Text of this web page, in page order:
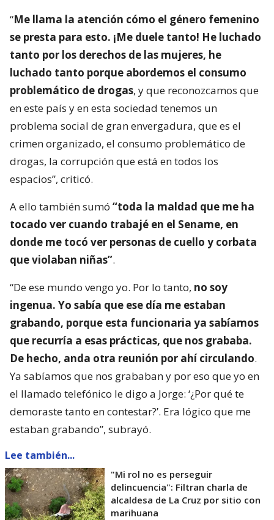
“Me llama la atención cómo el género femenino
se presta para esto. ¡Me duele tanto! He luchado
tanto por los derechos de las mujeres, he
luchado tanto porque abordemos el consumo
problemático de drogas, y que reconozcamos que
en este país y en esta sociedad tenemos un
problema social de gran envergadura, que es el
crimen organizado, el consumo problemático de
drogas, la corrupción que está en todos los
espacios”, criticó.
A ello también sumó “toda la maldad que me ha
tocado ver cuando trabajé en el Sename, en
donde me tocó ver personas de cuello y corbata
que violaban niñas”.
“De ese mundo vengo yo. Por lo tanto, no soy
ingenua. Yo sabía que ese día me estaban
grabando, porque esta funcionaria ya sabíamos
que recurría a esas prácticas, que nos grababa.
De hecho, anda otra reunión por ahí circulando.
Ya sabíamos que nos grababan y por eso que yo en
el llamado telefónico le digo a Jorge: ‘¿Por qué te
demoraste tanto en contestar?’. Era lógico que me
estaban grabando”, subrayó.
Lee también...
"Mi rol no es perseguir
delincuencia": Filtran charla de
alcaldesa de La Cruz por sitio con
marihuana